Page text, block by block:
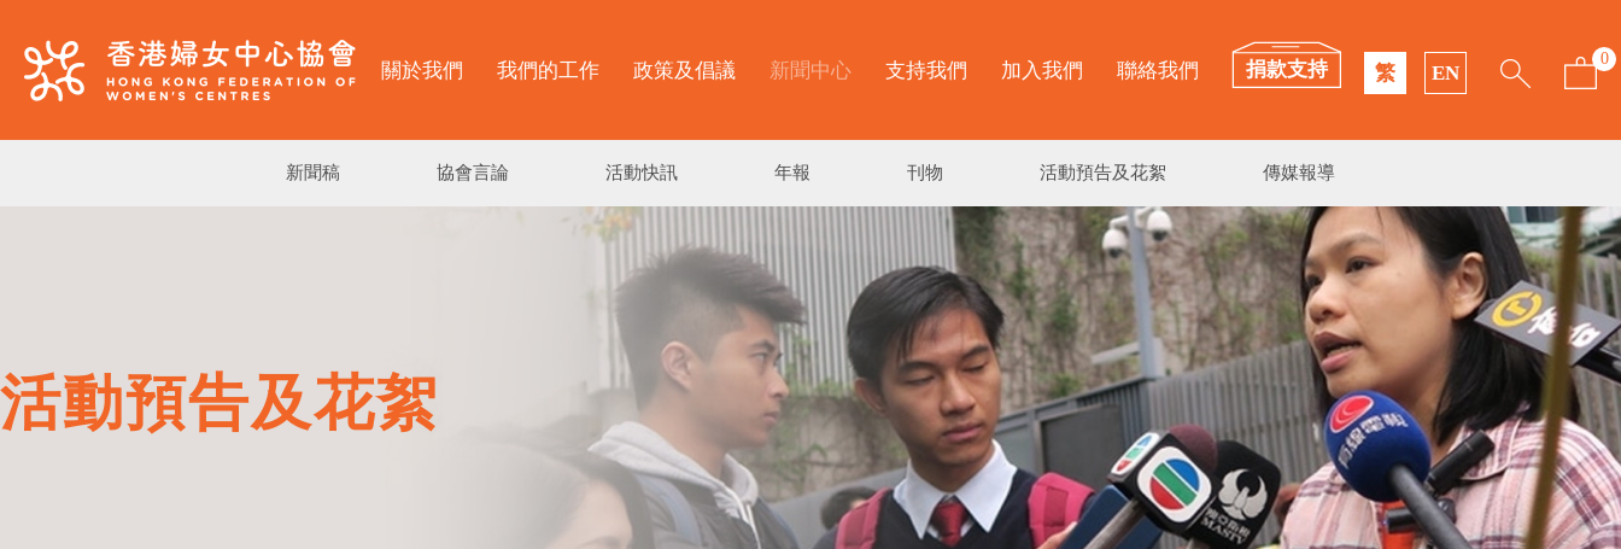
關於我們 我們的工作 政策及倡議 新聞中心 支持我們 加入我們 聯絡我們 捐款支持 繁 EN
0
新聞稿 協會言論 活動快訊 年報 刊物 活動預告及花絮 傳媒報導
活動預告及花絮